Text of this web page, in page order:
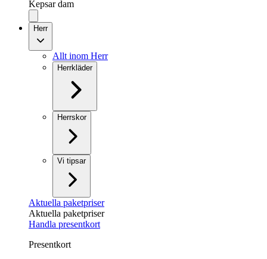
Kepsar dam
Herr
Allt inom Herr
Herrkläder
Herrskor
Vi tipsar
Aktuella paketpriser
Aktuella paketpriser
Handla presentkort
Presentkort